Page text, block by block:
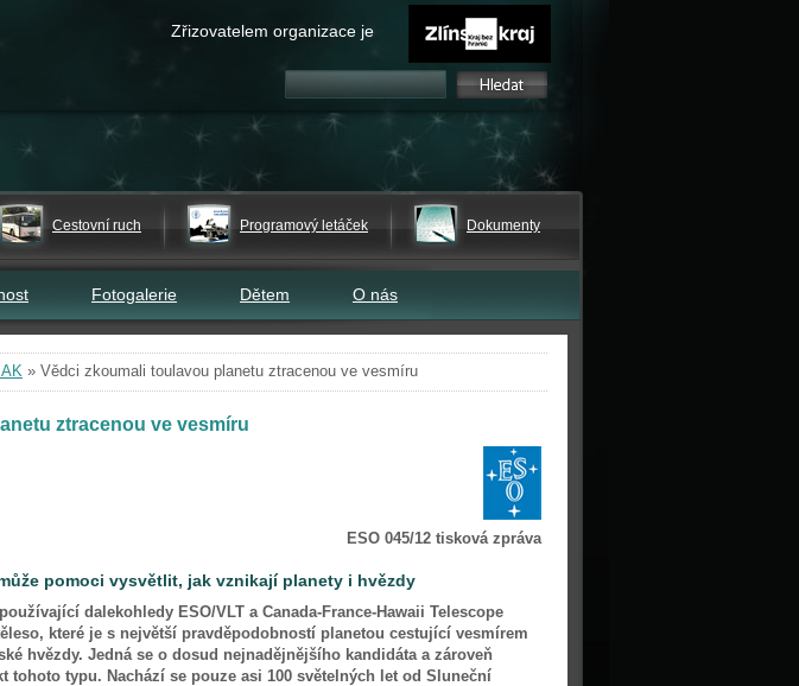
Zřizovatelem organizace je
Cestovní ruch Programový letáček Dokumenty
Fotogalerie Dětem O nás
» Vědci zkoumali toulavou planetu ztracenou ve vesmíru
ztracenou ve vesmíru
ESO 045/12 tisková zpráva
pomoci vysvětlit, jak vznikají planety i hvězdy
dalekohledy ESO/VLT a Canada-France-Hawaii Telescope
které je s největší pravděpodobností planetou cestující vesmírem
hvězdy. Jedná se o dosud nejnadějnějšího kandidáta a zároveň
tohoto typu. Nachází se pouze asi 100 světelných let od Sluneční